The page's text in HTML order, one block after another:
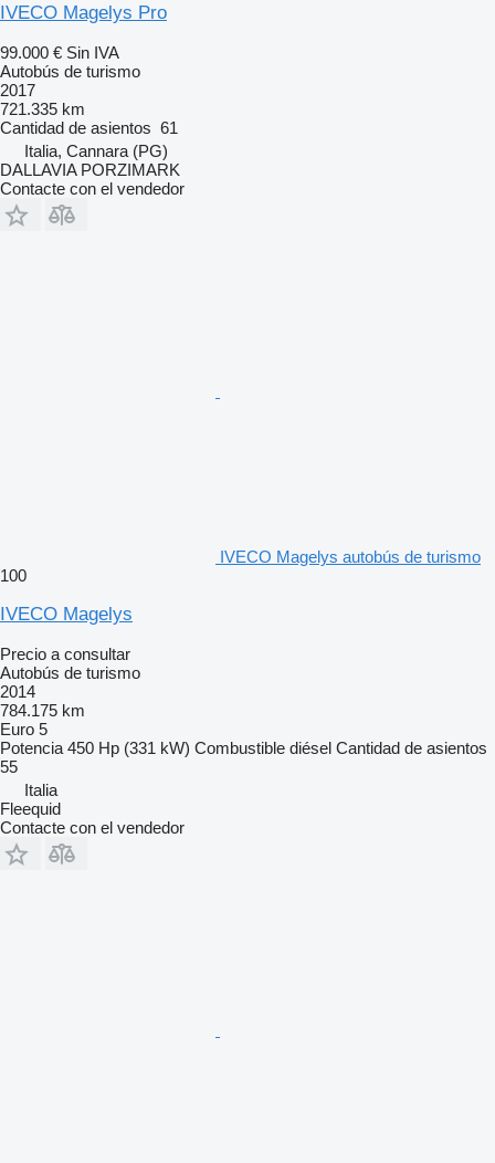
IVECO Magelys Pro
99.000 € Sin IVA
Autobús de turismo
2017
721.335 km
Cantidad de asientos 61
Italia, Cannara (PG)
DALLAVIA PORZIMARK
Contacte con el vendedor
IVECO Magelys autobús de turismo
100
IVECO Magelys
Precio a consultar
Autobús de turismo
2014
784.175 km
Euro 5
Potencia 450 Hp (331 kW) Combustible diésel Cantidad de asientos
55
Italia
Fleequid
Contacte con el vendedor